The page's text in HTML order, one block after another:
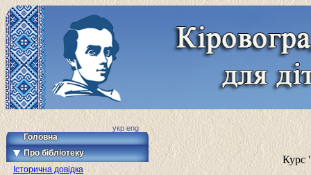
укр eng
Головна
Про бібліотеку
Історична довідка
Курс